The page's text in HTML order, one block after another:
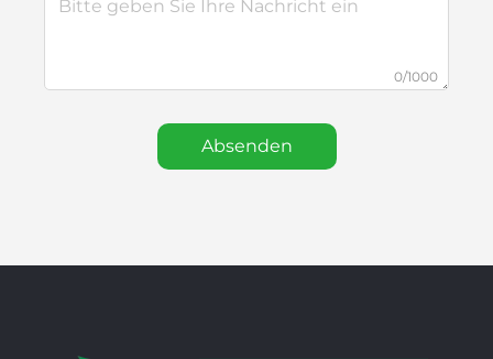
0/1000
Absenden